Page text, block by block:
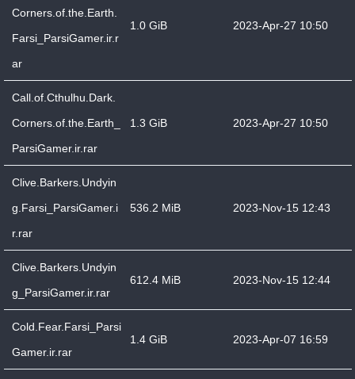
Corners.of.the.Earth.
Farsi_ParsiGamer.ir.r
ar
1.0 GiB 2023-Apr-27 10:50
Call.of.Cthulhu.Dark.
Corners.of.the.Earth_
ParsiGamer.ir.rar
1.3 GiB 2023-Apr-27 10:50
Clive.Barkers.Undyin
g.Farsi_ParsiGamer.i
r.rar
536.2 MiB 2023-Nov-15 12:43
Clive.Barkers.Undyin
g_ParsiGamer.ir.rar
612.4 MiB 2023-Nov-15 12:44
Cold.Fear.Farsi_Parsi
Gamer.ir.rar
1.4 GiB 2023-Apr-07 16:59